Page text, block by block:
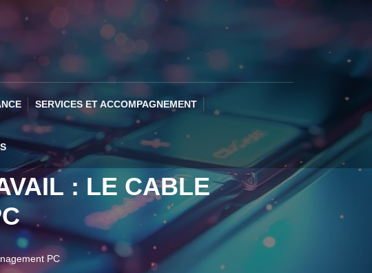
SERVICES ET ACCOMPAGNEMENT
: LE CABLE
PC